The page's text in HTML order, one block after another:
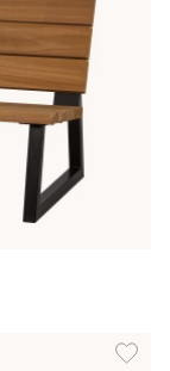
Lägg